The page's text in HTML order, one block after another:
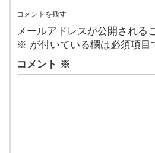
コメントを残す
メールアドレスが公開される
※ が付いている欄は必須項目
コメント ※